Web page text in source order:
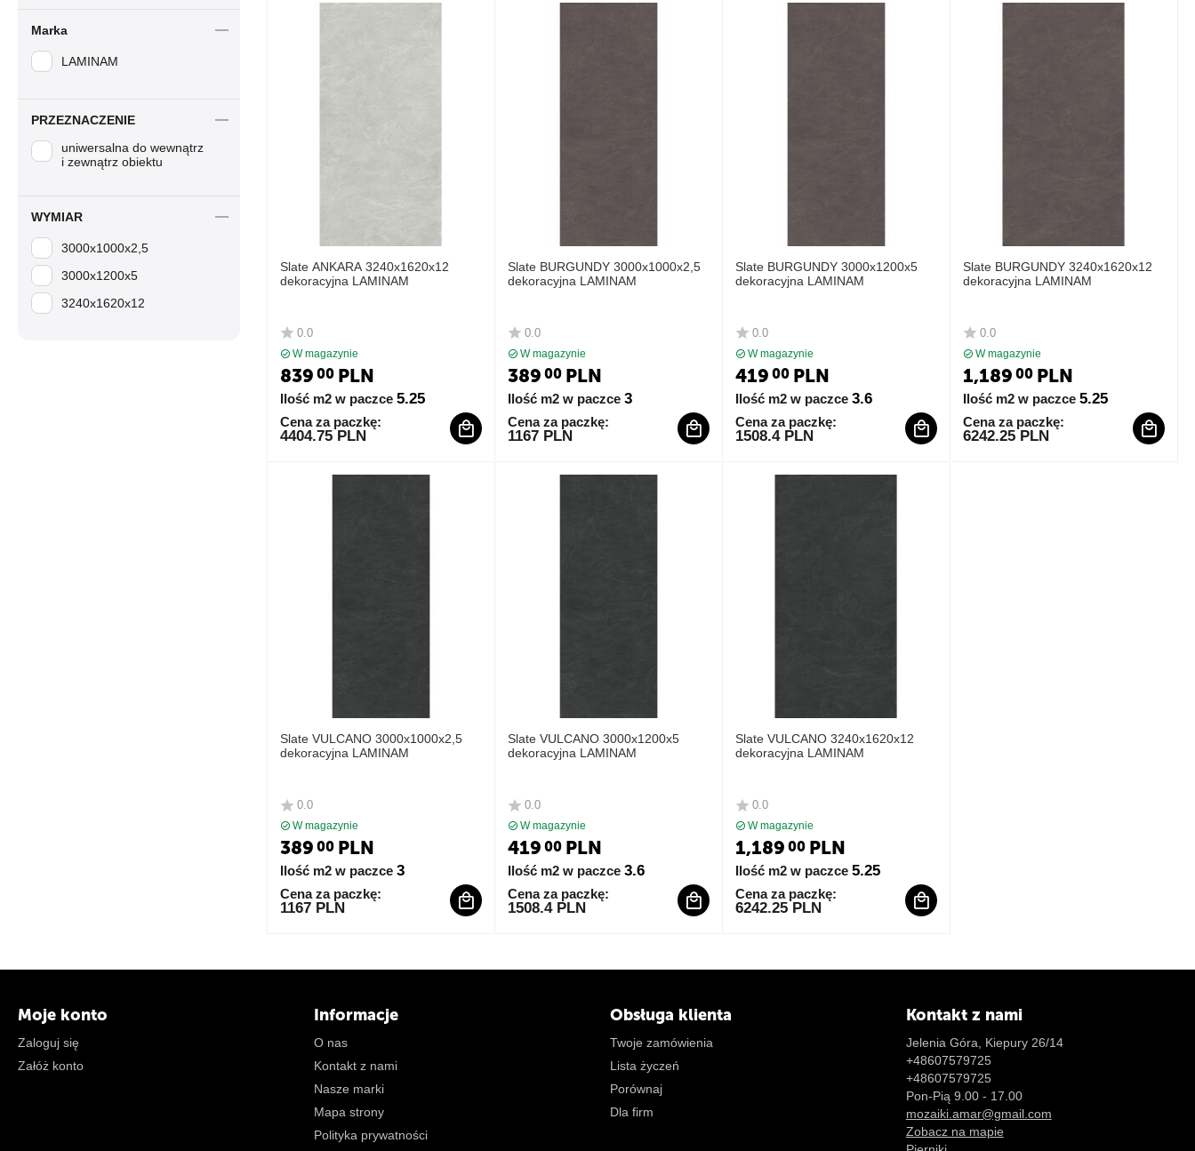
Slate ANKARA 3240x1620x12
dekoracyjna LAMINAM
0.0
W magazynie
839 00 PLN
Ilość m2 w paczce 5.25
Cena za paczkę:
4404.75 PLN
Slate BURGUNDY 3000x1000x2,5
dekoracyjna LAMINAM
0.0
W magazynie
389 00 PLN
Ilość m2 w paczce 3
Cena za paczkę:
1167 PLN
Slate BURGUNDY 3000x1200x5
dekoracyjna LAMINAM
0.0
W magazynie
419 00 PLN
Ilość m2 w paczce 3.6
Cena za paczkę:
1508.4 PLN
Slate BURGUNDY 3240x1620x12
dekoracyjna LAMINAM
0.0
W magazynie
1,189 00 PLN
Ilość m2 w paczce 5.25
Cena za paczkę:
6242.25 PLN
Slate VULCANO 3000x1000x2,5
dekoracyjna LAMINAM
0.0
W magazynie
389 00 PLN
Ilość m2 w paczce 3
Cena za paczkę:
1167 PLN
Slate VULCANO 3000x1200x5
dekoracyjna LAMINAM
0.0
W magazynie
419 00 PLN
Ilość m2 w paczce 3.6
Cena za paczkę:
1508.4 PLN
Slate VULCANO 3240x1620x12
dekoracyjna LAMINAM
0.0
W magazynie
1,189 00 PLN
Ilość m2 w paczce 5.25
Cena za paczkę:
6242.25 PLN
Marka
LAMINAM
PRZEZNACZENIE
uniwersalna do wewnątrz
i zewnątrz obiektu
WYMIAR
3000x1000x2,5
3000x1200x5
3240x1620x12
Moje konto
Zaloguj się
Załóż konto
Informacje
O nas
Kontakt z nami
Nasze marki
Mapa strony
Polityka prywatności
Obsługa klienta
Twoje zamówienia
Lista życzeń
Porównaj
Dla firm
Kontakt z nami
Jelenia Góra, Kiepury 26/14
+48607579725
+48607579725
Pon-Pią 9.00 - 17.00
mozaiki.amar@gmail.com
Zobacz na mapie